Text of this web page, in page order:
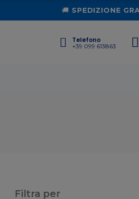
🚚 SPEDIZIONE
Telefono
+39 099 613863
Filtra per